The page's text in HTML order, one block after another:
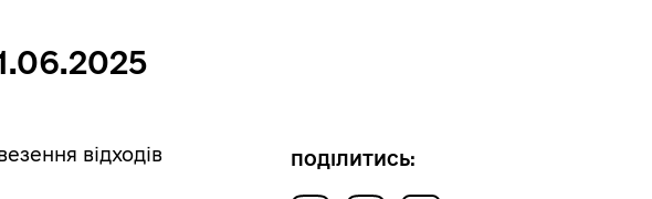
відходів ПОДІЛИТИСЬ: